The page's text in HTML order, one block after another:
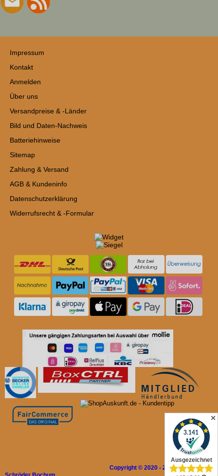
Impressum
Kontakt
Anmelden
Über uns
Versandpreise & -Länder
Bild und Daten-Nachweis
Batteriehinweise
Sitemap
Zahlung & Versand
AGB & Kundeninfo
Datenschutzerklärung
Widerrufsrecht & -Formular
Copyright © 2020 - 2026 Rolladen
✕